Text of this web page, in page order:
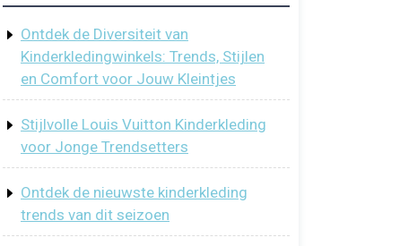
Ontdek de Diversiteit van
Kinderkledingwinkels: Trends, Stijlen
en Comfort voor Jouw Kleintjes
Stijlvolle Louis Vuitton Kinderkleding
voor Jonge Trendsetters
Ontdek de nieuwste kinderkleding
trends van dit seizoen